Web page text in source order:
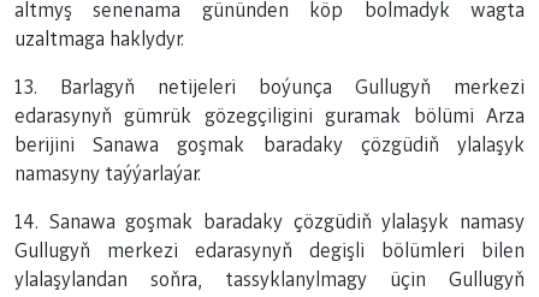
altmyş senenama gününden köp bolmadyk wagta
uzaltmaga haklydyr.
13. Barlagyň netijeleri boýunça Gullugyň merkezi
edarasynyň gümrük gözegçiligini guramak bölümi Arza
berijini Sanawa goşmak baradaky çözgüdiň ylalaşyk
namasyny taýýarlaýar.
14. Sanawa goşmak baradaky çözgüdiň ylalaşyk namasy
Gullugyň merkezi edarasynyň degişli bölümleri bilen
ylalaşylandan soňra, tassyklanylmagy üçin Gullugyň